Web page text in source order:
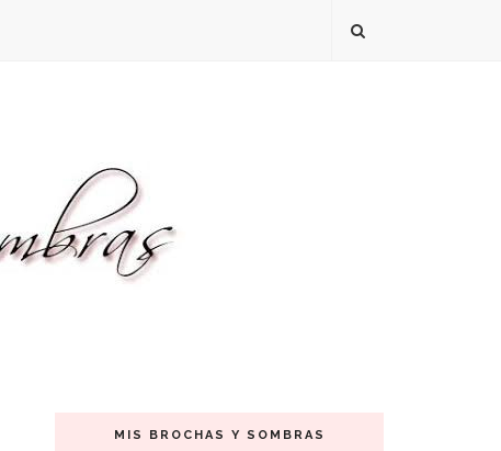
MIS BROCHAS Y SOMBRAS